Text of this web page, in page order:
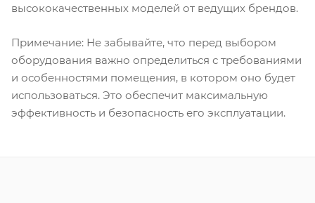
высококачественных моделей от ведущих брендов.
Примечание: Не забывайте, что перед выбором
оборудования важно определиться с требованиями
и особенностями помещения, в котором оно будет
использоваться. Это обеспечит максимальную
эффективность и безопасность его эксплуатации.